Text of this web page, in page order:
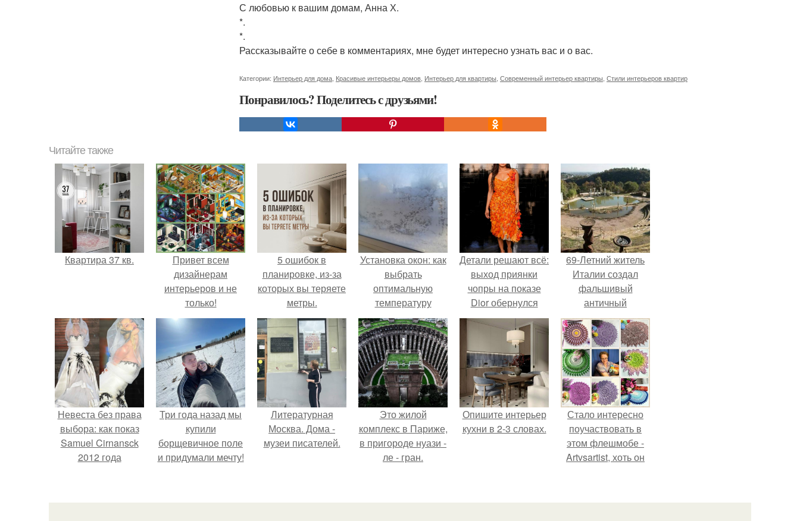
С любовью к вашим домам, Анна Х.
*.
*.
Рассказывайте о себе в комментариях, мне будет интересно узнать вас и о вас.
Категории: Интерьер для дома Красивые интерьеры домов Интерьер для квартиры Современный интерьер квартиры Стили интерьеров квартир
Понравилось? Поделитесь с друзьями!
Читайте также
Квартира 37 кв.
Привет всем
дизайнерам
интерьеров и не
только!
5 ошибок в
планировке, из-за
которых вы теряете
метры.
Установка окон: как
выбрать
оптимальную
температуру
Детали решают всё:
выход приянки
чопры на показе
Dior обернулся
шквалом критики
из-за небрежного
пошива.
69-Летний житель
Италии создал
фальшивый
античный
амфитеатр и
долгое время
успешно выдавал
его за настоящее
историческое
наследие.
Невеста без права
выбора: как показ
Samuel Cirnansck
2012 года
принуждения.
Три года назад мы
купили
борщевичное поле
и придумали мечту!
Литературная
Москва. Дома -
музеи писателей.
Это жилой
комплекс в Париже,
в пригороде нуази -
ле - гран.
Опишите интерьер
кухни в 2-3 словах.
Стало интересно
поучаствовать в
этом флешмобе -
Artvsartist, хоть он
больше про